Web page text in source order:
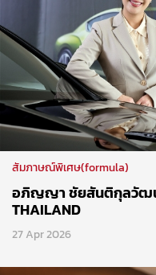
สัมภาษณ์พิเศษ(formula)
อภิญญา ชัยสันติกุลวัฒน์
THAILAND
27 Apr 2026